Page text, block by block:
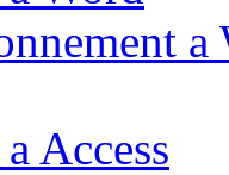
a
Access